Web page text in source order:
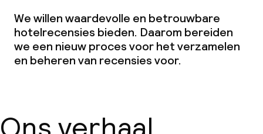
We willen waardevolle en betrouwbare
hotelrecensies bieden. Daarom bereiden
we een nieuw proces voor het verzamelen
en beheren van recensies voor.